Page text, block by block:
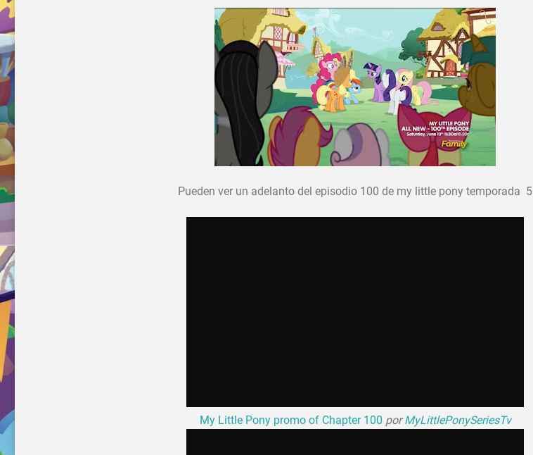
Pueden ver un adelanto del episodio 100 de my little pony temporada 5
My Little Pony promo of Chapter 100 porMyLittlePonySeriesTv